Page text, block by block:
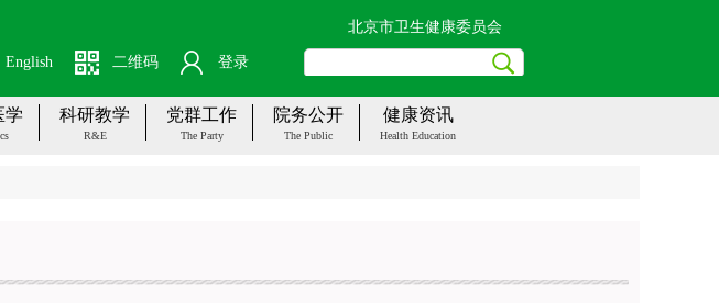
北京市卫生健康委员会
二维码 登录
English
学 科研教学
R&E
党群工作
The Party
院务公开
The Public
健康资讯
Health Education